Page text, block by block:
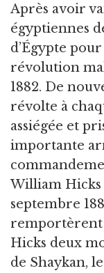
Après avoir
égyptiennes
d’Égypte
révolution
1882. De
révolte à
assiégée et
importante
William Hicks
septembre
remportèrent
Hicks deux
de Shaykan,